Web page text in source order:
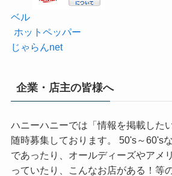
ベル
ホットペッパー
じゃらんnet
企業・店主の皆様へ
ハニーハニーでは「情報を掲載した
随時募集しております。 50's～60's
であったり、オールディーズやアメ
っていたり、こんなお店がある！等